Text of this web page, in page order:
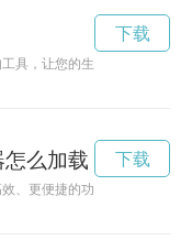
具，让您的生活更加便捷舒
下载
怎么加载
、更便捷的功能，采用先进
下载